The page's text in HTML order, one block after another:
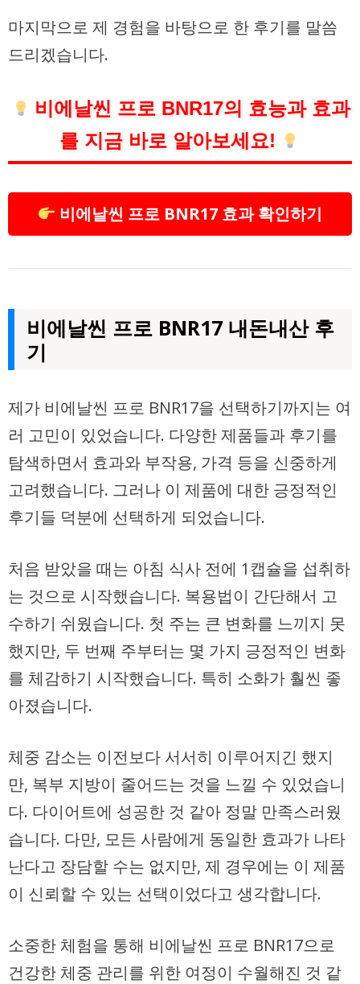
마지막으로 제 경험을 바탕으로 한 후기를 말씀
드리겠습니다.
비에날씬 프로 BNR17의 효능과 효과
를 지금 바로 알아보세요!
비에날씬 프로 BNR17 효과 확인하기
비에날씬 프로 BNR17 내돈내산 후
기
제가 비에날씬 프로 BNR17을 선택하기까지는 여
러 고민이 있었습니다. 다양한 제품들과 후기를
탐색하면서 효과와 부작용, 가격 등을 신중하게
고려했습니다. 그러나 이 제품에 대한 긍정적인
후기들 덕분에 선택하게 되었습니다.
처음 받았을 때는 아침 식사 전에 1캡슐을 섭취하
는 것으로 시작했습니다. 복용법이 간단해서 고
수하기 쉬웠습니다. 첫 주는 큰 변화를 느끼지 못
했지만, 두 번째 주부터는 몇 가지 긍정적인 변화
를 체감하기 시작했습니다. 특히 소화가 훨씬 좋
아졌습니다.
체중 감소는 이전보다 서서히 이루어지긴 했지
만, 복부 지방이 줄어드는 것을 느낄 수 있었습니
다. 다이어트에 성공한 것 같아 정말 만족스러웠
습니다. 다만, 모든 사람에게 동일한 효과가 나타
난다고 장담할 수는 없지만, 제 경우에는 이 제품
이 신뢰할 수 있는 선택이었다고 생각합니다.
소중한 체험을 통해 비에날씬 프로 BNR17으로
건강한 체중 관리를 위한 여정이 수월해진 것 같